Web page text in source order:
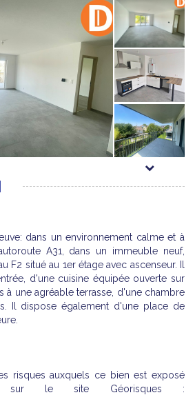
dans un environnement calme et à
A31, dans un immeuble neuf,
F2 situé au 1er étage avec ascenseur. Il
d'une cuisine équipée ouverte sur
à une agréable terrasse, d'une chambre
Il dispose également d'une place de
risques auxquels ce bien est exposé
sur le site Géorisques :